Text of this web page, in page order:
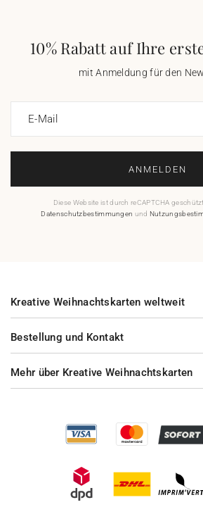
10% Rabatt auf Ihre
mit Anmeldung für den
E-Mail
ANMELDEN
Diese Website ist durch reCAPTCHA
Datenschutzbestimmungen und
Bestellung und Kontakt
Mehr über Kreative Weihnachtskarten
Kreative Weihnachtskarten weltweit